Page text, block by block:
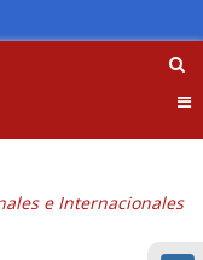
e Internacionales